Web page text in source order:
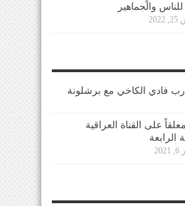
للناس والجماهير
فادي الكاخي مع برشلونة
معلقاً على القناة العراقية
الرابعة